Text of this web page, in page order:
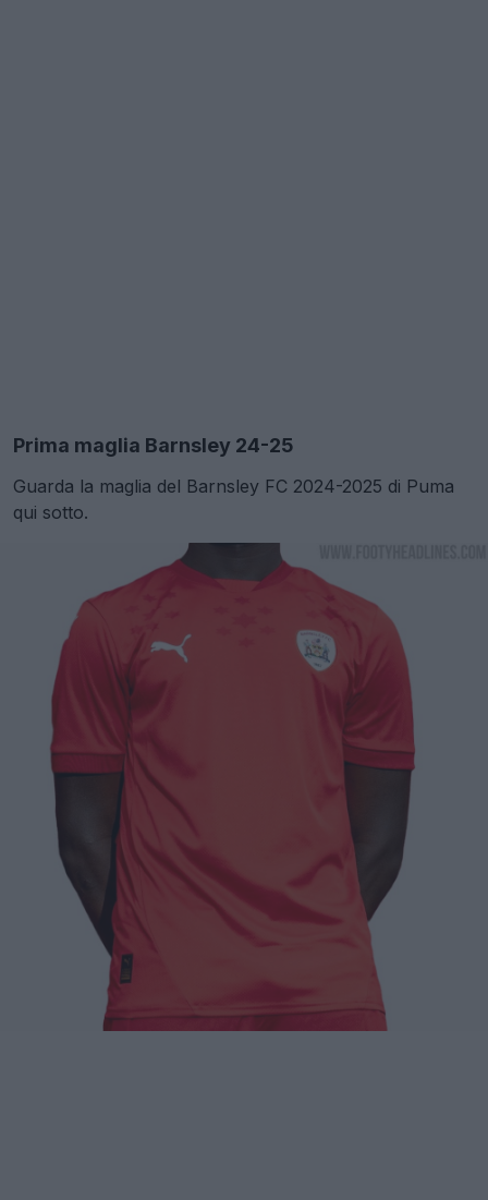
Prima maglia Barnsley 24-25
Guarda la maglia del Barnsley FC 2024-2025 di Puma
qui sotto.